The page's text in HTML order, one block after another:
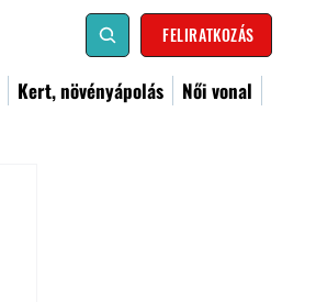
FELIRATKOZÁS
Kert, növényápolás
Női vonal